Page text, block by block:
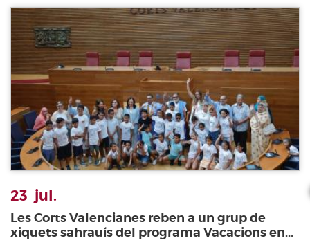
23 jul.
Les Corts Valencianes reben a un grup de
xiquets sahrauís del programa Vacacions en...